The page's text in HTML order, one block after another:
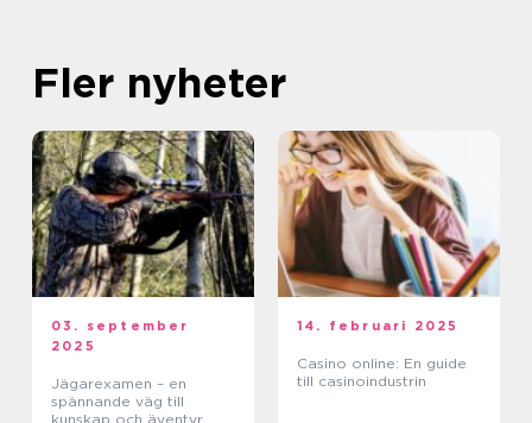
Fler nyheter
03. september
2025
Jägarexamen – en
spännande väg till
kunskap och äventyr
14. februari 2025
Casino online: En guide
till casinoindustrin